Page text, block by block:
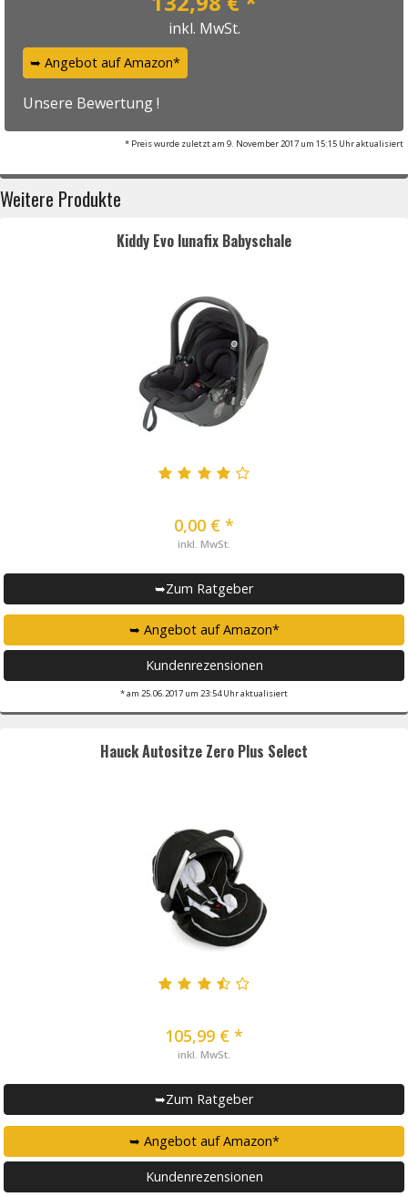
inkl. MwSt.
➥ Angebot auf Amazon*
Unsere Bewertung !
* Preis wurde zuletzt am 9. November 2017 um 15:15 Uhr aktualisiert
Weitere Produkte
Kiddy Evo lunafix Babyschale
0,00 € *
inkl. MwSt.
➥Zum Ratgeber
➥ Angebot auf Amazon*
Kundenrezensionen
* am 25.06.2017 um 23:54 Uhr aktualisiert
Hauck Autositze Zero Plus Select
105,99 € *
inkl. MwSt.
➥Zum Ratgeber
➥ Angebot auf Amazon*
Kundenrezensionen